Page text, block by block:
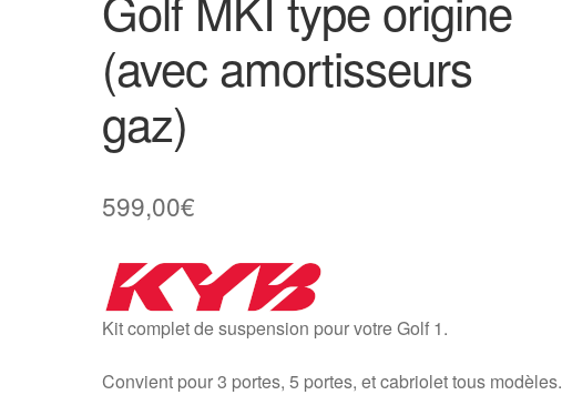
(avec amortisseurs
gaz)
599,00€
Kit complet de suspension pour votre Golf 1.
Convient pour 3 portes, 5 portes, et cabriolet tous modèles.